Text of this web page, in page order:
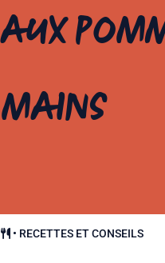
aux
mains
• RECETTES ET CONSEILS